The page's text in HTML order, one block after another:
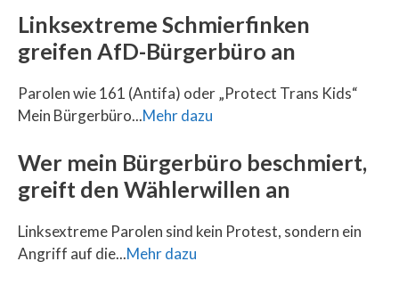
Linksextreme Schmierfinken
greifen AfD-Bürgerbüro an
Parolen wie 161 (Antifa) oder „Protect Trans Kids“
Mein Bürgerbüro...Mehr dazu
Wer mein Bürgerbüro beschmiert,
greift den Wählerwillen an
Linksextreme Parolen sind kein Protest, sondern ein
Angriff auf die...Mehr dazu